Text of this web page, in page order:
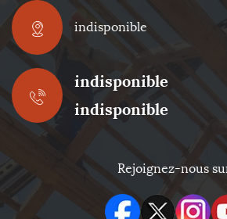
indisponible
indisponible
indisponible
Rejoignez-nous